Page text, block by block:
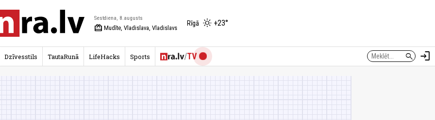
Sestdiena, 8.augusts
redeem Mudīte, Vladislava, Vladislavs
Rīgā +23°
search login
Dzīvesstils TautaRunā LifeHacks Sports